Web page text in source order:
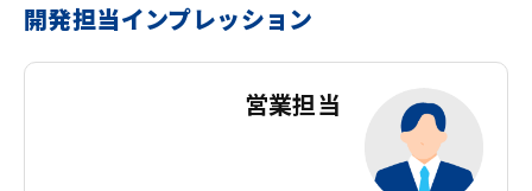
開発担当インプレッション
営業担当